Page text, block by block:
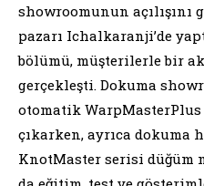
showroomunun açılışını
pazarı Ichalkaranji’de
bölümü, müşterilerle bir
gerçekleşti. Dokuma
otomatik
çıkarken, ayrıca dokuma
KnotMaster serisi düğüm